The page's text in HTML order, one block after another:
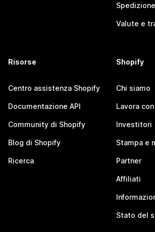
Spedizione
Valute e
Risorse
Centro assistenza Shopify
Documentazione API
Community di Shopify
Blog di Shopify
Ricerca
Shopify
Chi siamo
Lavora
Investitori
Stampa e
Partner
Affiliati
Stato del